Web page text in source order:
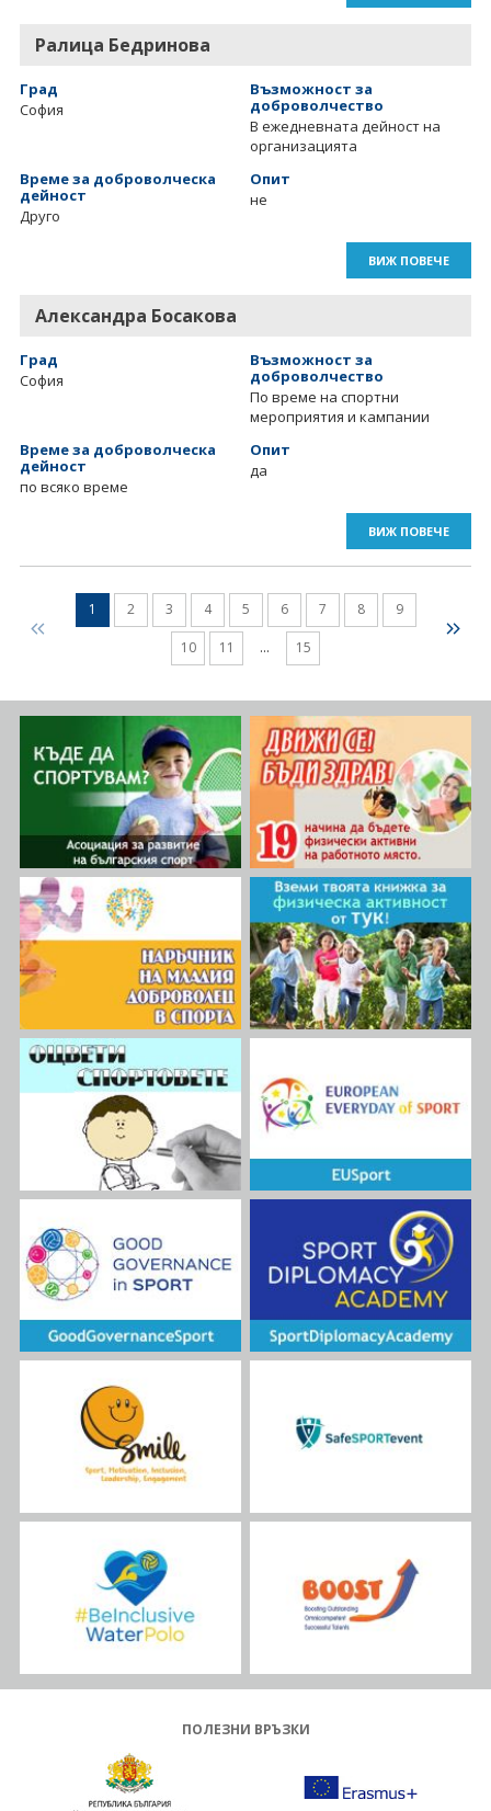
Ралица Бедринова
Град
София
Възможност за
доброволчество
В ежедневната дейност на
организацията
Време за доброволческа
дейност
Друго
Опит
не
ВИЖ ПОВЕЧЕ
Александра Босакова
Град
София
Възможност за
доброволчество
По време на спортни
мероприятия и кампании
Време за доброволческа
дейност
по всяко време
Опит
да
ВИЖ ПОВЕЧЕ
1 2 3 4 5 6 7 8 9
10 11 ... 15
ПОЛЕЗНИ ВРЪЗКИ